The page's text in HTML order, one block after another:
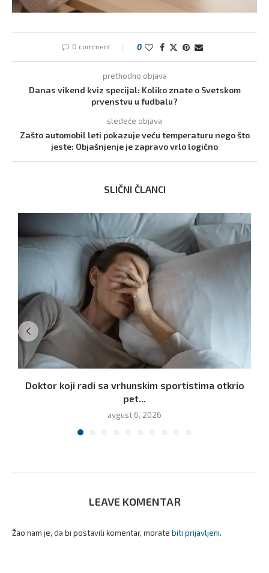
0 comment 0
prethodno objava
Danas vikend kviz specijal: Koliko znate o Svetskom
prvenstvu u fudbalu?
sledeće objava
Zašto automobil leti pokazuje veću temperaturu nego što
jeste: Objašnjenje je zapravo vrlo logično
SLIČNI ČLANCI
Doktor koji radi sa vrhunskim sportistima otkrio
pet...
avgust 6, 2026
LEAVE KOMENTAR
Žao nam je, da bi postavili komentar, morate biti prijavljeni.